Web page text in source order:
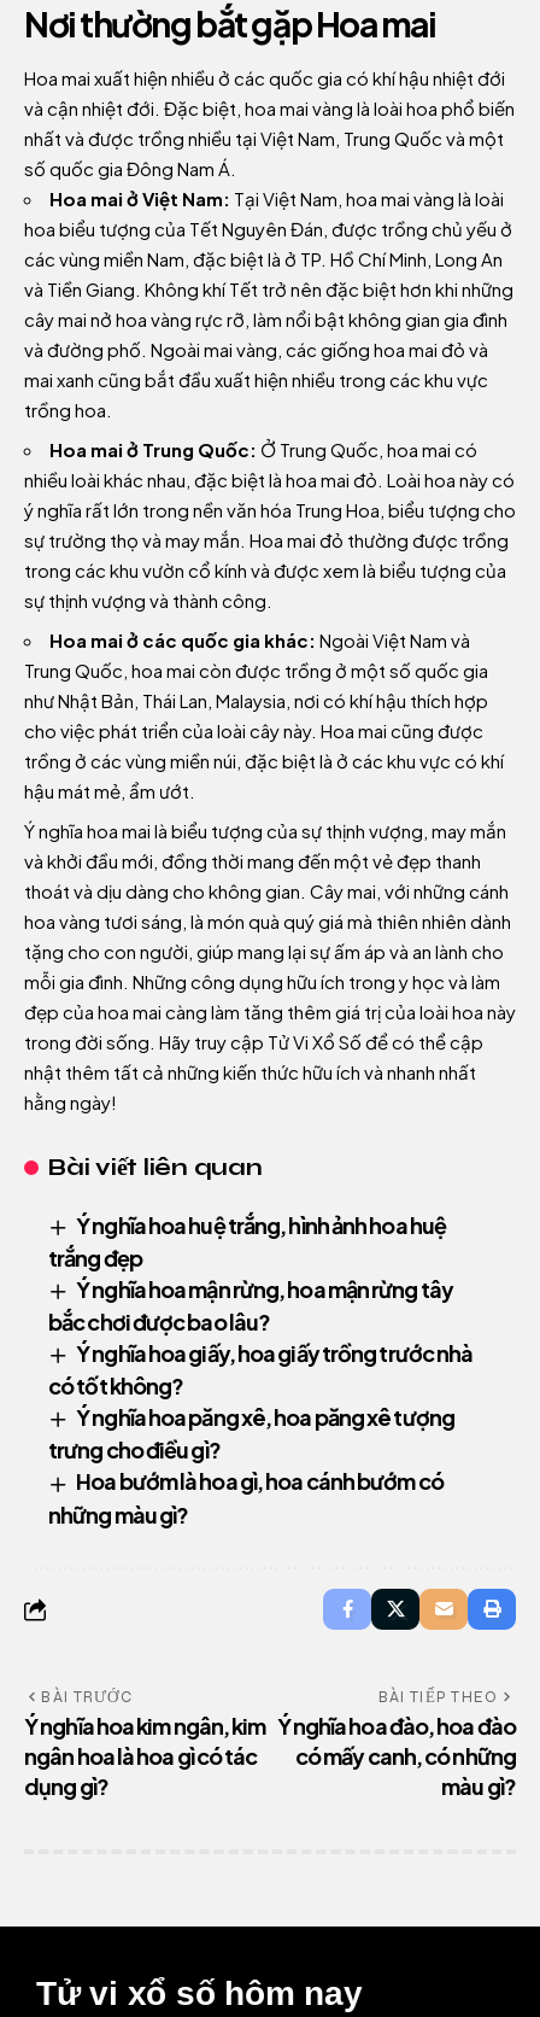
Nơi thường bắt gặp Hoa mai
Hoa mai xuất hiện nhiều ở các quốc gia có khí hậu nhiệt đới
và cận nhiệt đới. Đặc biệt, hoa mai vàng là loài hoa phổ biến
nhất và được trồng nhiều tại Việt Nam, Trung Quốc và một
số quốc gia Đông Nam Á.
Hoa mai ở Việt Nam: Tại Việt Nam, hoa mai vàng là loài
hoa biểu tượng của Tết Nguyên Đán, được trồng chủ yếu ở
các vùng miền Nam, đặc biệt là ở TP. Hồ Chí Minh, Long An
và Tiền Giang. Không khí Tết trở nên đặc biệt hơn khi những
cây mai nở hoa vàng rực rỡ, làm nổi bật không gian gia đình
và đường phố. Ngoài mai vàng, các giống hoa mai đỏ và
mai xanh cũng bắt đầu xuất hiện nhiều trong các khu vực
trồng hoa.
Hoa mai ở Trung Quốc: Ở Trung Quốc, hoa mai có
nhiều loài khác nhau, đặc biệt là hoa mai đỏ. Loài hoa này có
ý nghĩa rất lớn trong nền văn hóa Trung Hoa, biểu tượng cho
sự trường thọ và may mắn. Hoa mai đỏ thường được trồng
trong các khu vườn cổ kính và được xem là biểu tượng của
sự thịnh vượng và thành công.
Hoa mai ở các quốc gia khác: Ngoài Việt Nam và
Trung Quốc, hoa mai còn được trồng ở một số quốc gia
như Nhật Bản, Thái Lan, Malaysia, nơi có khí hậu thích hợp
cho việc phát triển của loài cây này. Hoa mai cũng được
trồng ở các vùng miền núi, đặc biệt là ở các khu vực có khí
hậu mát mẻ, ẩm ướt.
Ý nghĩa hoa mai là biểu tượng của sự thịnh vượng, may mắn
và khởi đầu mới, đồng thời mang đến một vẻ đẹp thanh
thoát và dịu dàng cho không gian. Cây mai, với những cánh
hoa vàng tươi sáng, là món quà quý giá mà thiên nhiên dành
tặng cho con người, giúp mang lại sự ấm áp và an lành cho
mỗi gia đình. Những công dụng hữu ích trong y học và làm
đẹp của hoa mai càng làm tăng thêm giá trị của loài hoa này
trong đời sống. Hãy truy cập Tử Vi Xổ Số để có thể cập
nhật thêm tất cả những kiến thức hữu ích và nhanh nhất
hằng ngày!
Bài viết liên quan
Ý nghĩa hoa huệ trắng, hình ảnh hoa huệ
trắng đẹp
Ý nghĩa hoa mận rừng, hoa mận rừng tây
bắc chơi được bao lâu?
Ý nghĩa hoa giấy, hoa giấy trồng trước nhà
có tốt không?
Ý nghĩa hoa păng xê, hoa păng xê tượng
trưng cho điều gì?
Hoa bướm là hoa gì, hoa cánh bướm có
những màu gì?
BÀI TRƯỚC
Ý nghĩa hoa kim ngân, kim
ngân hoa là hoa gì có tác
dụng gì?
BÀI TIẾP THEO
Ý nghĩa hoa đào, hoa đào
có mấy canh, có những
màu gì?
Tử vi xổ số hôm nay